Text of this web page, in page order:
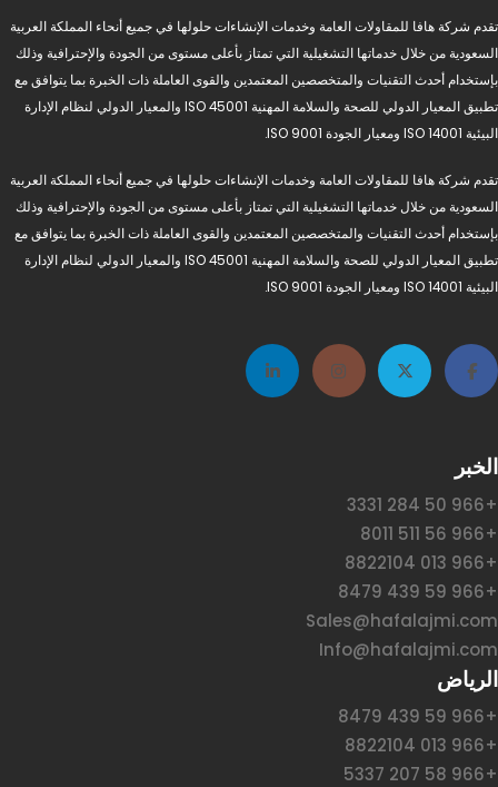
تقدم شركة هافا للمقاولات العامة وخدمات الإنشاءات حلولها في جميع أنحاء المملكة العربية
السعودية من خلال خدماتها التشغيلية التي تمتاز بأعلى مستوى من الجودة والإحترافية وذلك
بإستخدام أحدث التقنيات والمتخصصين المعتمدين والقوى العاملة ذات الخبرة بما يتوافق مع
تطبيق المعيار الدولي للصحة والسلامة المهنية ISO 45001 والمعيار الدولي لنظام الإدارة
البيئية ISO 14001 ومعيار الجودة ISO 9001.
تقدم شركة هافا للمقاولات العامة وخدمات الإنشاءات حلولها في جميع أنحاء المملكة العربية
السعودية من خلال خدماتها التشغيلية التي تمتاز بأعلى مستوى من الجودة والإحترافية وذلك
بإستخدام أحدث التقنيات والمتخصصين المعتمدين والقوى العاملة ذات الخبرة بما يتوافق مع
تطبيق المعيار الدولي للصحة والسلامة المهنية ISO 45001 والمعيار الدولي لنظام الإدارة
البيئية ISO 14001 ومعيار الجودة ISO 9001.
الخبر
+966 50 284 3331
+966 56 511 8011
+966 013 8822104
+966 59 439 8479
Sales@hafalajmi.com
Info@hafalajmi.com
الرياض
+966 59 439 8479
+966 013 8822104
+966 58 207 5337